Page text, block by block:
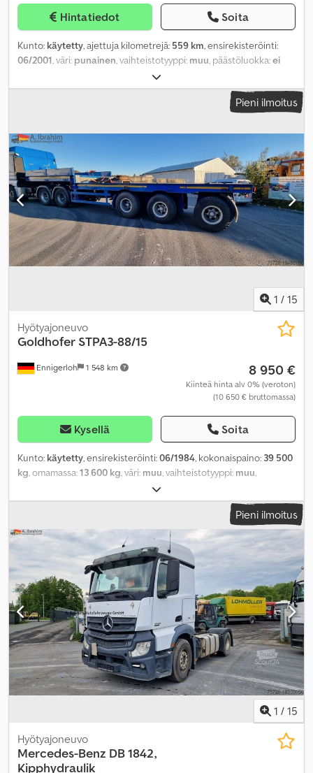
Hintatiedot Soita
Kunto: käytetty, ajettuja kilometrejä: 559 km, ensirekisteröinti:
06/2001, väri: punainen, vaihteistotyyppi: muu, päästöluokka:ei
muu
Pieni ilmoitus
1 / 15
Ennigerloh 1 548 km
Hyötyajoneuvo
Goldhofer STPA3-88/15
8 950 €
Kiinteä hinta alv 0% (veroton)
(10 650 € bruttomassa)
Kysellä Soita
Kunto: käytetty, ensirekisteröinti:06/1984, kokonaispaino: 39 500
kg, omamassa:13 600 kg, väri: muu, vaihteistotyyppi: muu,
, maksimi kuormauspaino:
seuraava tarkastus (TÜV):05/2022, jousitus:muu, renkaan koko:
, takarenkaan
koko:12.00-20/18PR , ohjaamo: muu,
Pieni ilmoitus
1 / 15
Hyötyajoneuvo
Mercedes-Benz DB 1842,
Kipphydraulik